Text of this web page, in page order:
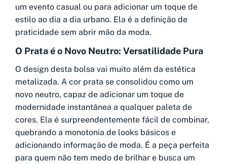
um evento casual ou para adicionar um toque de
estilo ao dia a dia urbano. Ela é a definição de
praticidade sem abrir mão da moda.
O Prata é o Novo Neutro: Versatilidade Pura
O design desta bolsa vai muito além da estética
metalizada. A cor prata se consolidou como um
novo neutro, capaz de adicionar um toque de
modernidade instantânea a qualquer paleta de
cores. Ela é surpreendentemente fácil de combinar,
quebrando a monotonia de looks básicos e
adicionando informação de moda. É a peça perfeita
para quem não tem medo de brilhar e busca um